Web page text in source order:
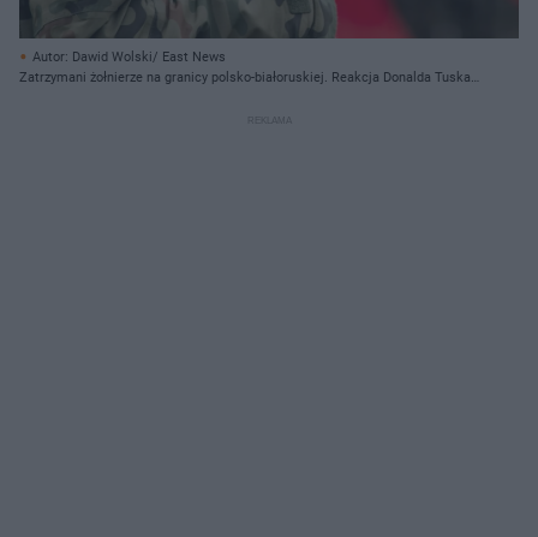
Autor: Dawid Wolski/ East News
Zatrzymani żołnierze na granicy polsko-białoruskiej. Reakcja Donalda Tuska i